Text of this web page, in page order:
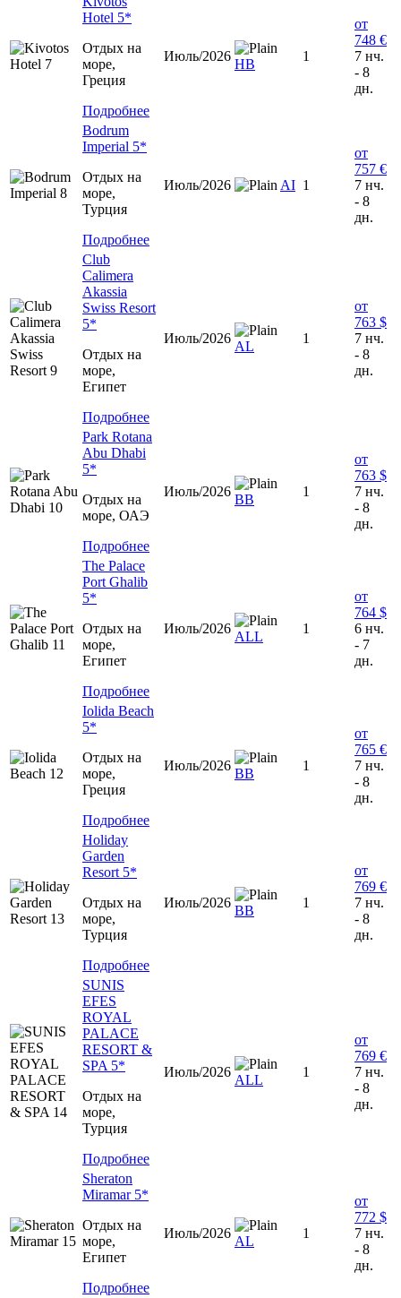
Hotel 5*
Отдых на
море,
Греция
Подробнее
Июль/2026
HB
1
от
748 €
7 нч.
- 8
дн.
Bodrum
Imperial 5*
Отдых на
море,
Турция
Подробнее
Июль/2026 AI 1
от
757 €
7 нч.
- 8
дн.
Club
Calimera
Akassia
Swiss Resort
5*
Отдых на
море,
Египет
Подробнее
Июль/2026
AL
1
от
763 $
7 нч.
- 8
дн.
Park Rotana
Abu Dhabi
5*
Отдых на
море, ОАЭ
Подробнее
Июль/2026
ВВ
1
от
763 $
7 нч.
- 8
дн.
The Palace
Port Ghalib
5*
Отдых на
море,
Египет
Подробнее
Июль/2026
ALL
1
от
764 $
6 нч.
- 7
дн.
Iolida Beach
5*
Отдых на
море,
Греция
Подробнее
Июль/2026
ВВ
1
от
765 €
7 нч.
- 8
дн.
Holiday
Garden
Resort 5*
Отдых на
море,
Турция
Подробнее
Июль/2026
ВВ
1
от
769 €
7 нч.
- 8
дн.
SUNIS
EFES
ROYAL
PALACE
RESORT &
SPA 5*
Отдых на
море,
Турция
Подробнее
Июль/2026
ALL
1
от
769 €
7 нч.
- 8
дн.
Sheraton
Miramar 5*
Отдых на
море,
Египет
Подробнее
Июль/2026
AL
1
от
772 $
7 нч.
- 8
дн.